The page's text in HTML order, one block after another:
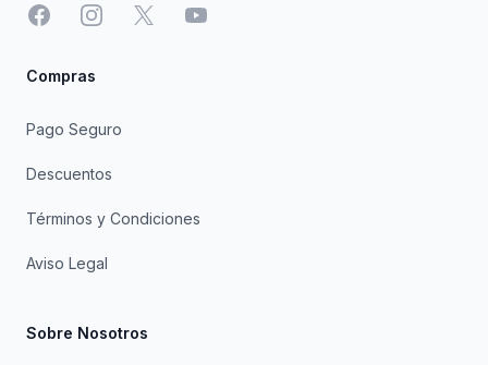
FacebookInstagram
X YouTube
Compras
Pago Seguro
Descuentos
Términos y Condiciones
Aviso Legal
Sobre Nosotros